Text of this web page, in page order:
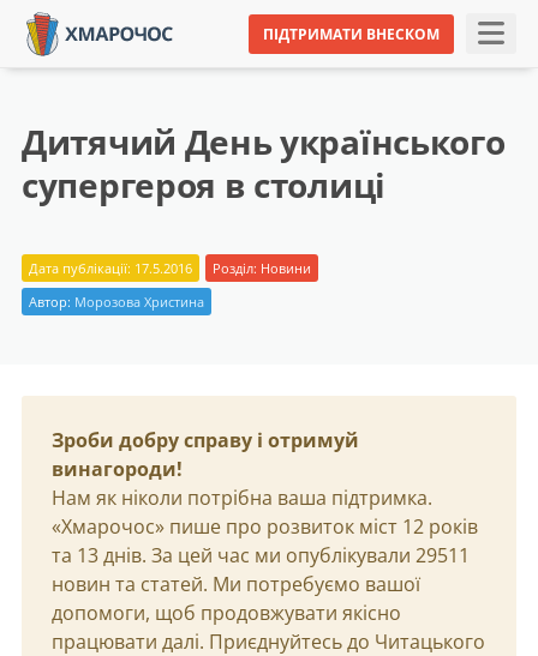
ПІДТРИМАТИ ВНЕСКОМ
Дитячий День українського
супергероя в столиці
Дата публікації: 17.5.2016 Розділ: Новини
Автор: Морозова Христина
Зроби добру справу і отримуй
винагороди!
Нам як ніколи потрібна ваша підтримка.
«Хмарочос» пише про розвиток міст 12 років
та 13 днів. За цей час ми опублікували 29511
новин та статей. Ми потребуємо вашої
допомоги, щоб продовжувати якісно
працювати далі. Приєднуйтесь до Читацького